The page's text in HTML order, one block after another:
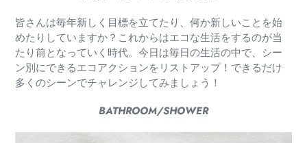
皆さんは毎年新しく目標を立てたり、何か新しいことを始
めたりしていますか？これからはエコな生活をするのが当
たり前となっていく時代。今日は毎日の生活の中で、シー
ン別にできるエコアクションをリストアップ！できるだけ
多くのシーンでチャレンジしてみましょう！
BATHROOM/SHOWER